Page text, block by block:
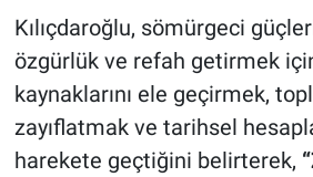
Kılıçdaroğlu, sömürgeci
özgürlük ve refah getirmek
kaynaklarını ele geçirmek,
zayıflatmak ve tarihsel
harekete geçtiğini belirterek,